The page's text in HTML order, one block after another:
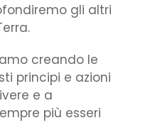
gli altri
creando le
principi e azioni
e a
più esseri